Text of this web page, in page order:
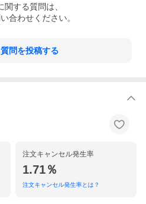
関する質問は、
合わせください。
問を投稿する
注文キャンセル発生率
1.71％
注文キャンセル発生率とは？